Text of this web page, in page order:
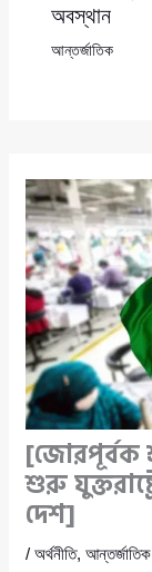
অবস্থান
আন্তর্জাতিক
[জোরপূর্বক
শুরু
দেশ]
/অর্থনীতি,আন্তর্জাতিক